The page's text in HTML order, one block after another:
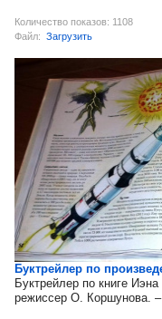
Количество показов: 1108
Файл: Загрузить
Буктрейлер по
Буктрейлер по книге
режиссер О. Коршунова.